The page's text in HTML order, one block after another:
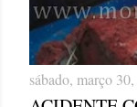
sábado, março